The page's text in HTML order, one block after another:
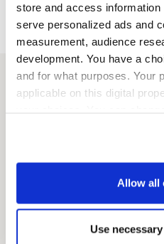
store and access
serve personalized ads and
measurement, audience
development. You have a
and for what purposes. Your
applicable on this digital
If you allow, we would also
Allow all
Use
Esityslista
Oriola
Kirjaudu digipalveluihin